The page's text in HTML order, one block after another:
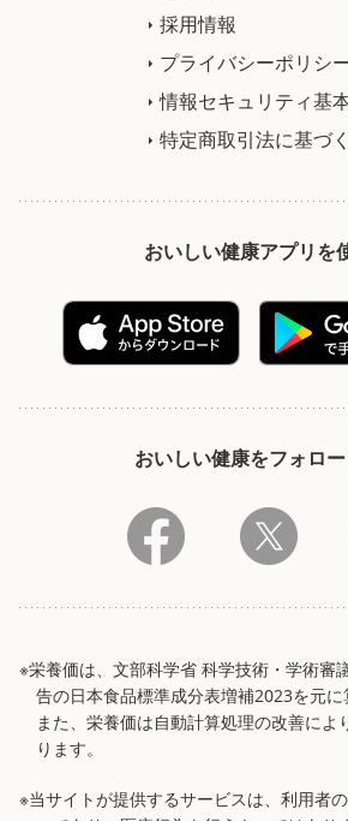
採用情報
プライバシーポリシ
情報セキュリティ基
特定商取引法に基づ
おいしい健康アプリを
おいしい健康をフォロ
※栄養価は、文部科学省 科学技術・学術審
告の日本食品標準成分表増補2023を元に
また、栄養価は自動計算処理の改善によ
ります。
※当サイトが提供するサービスは、利用者